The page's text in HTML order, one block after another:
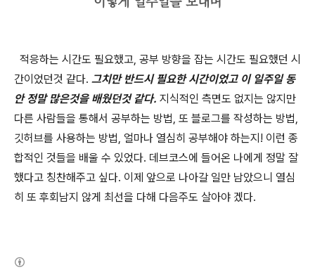
적응하는 시간도 필요했고, 공부 방향을 잡는 시간도 필요했던 시
간이었던것 같다. 그치만 반드시 필요한 시간이었고 이 일주일 동
안 정말 많은것을 배웠던것 같다. 지식적인 측면도 없지는 않지만
다른 사람들을 통해서 공부하는 방법, 또 블로그를 작성하는 방법,
깃허브를 사용하는 방법, 얼마나 열심히 공부해야 하는지! 이런 종
합적인 것들을 배울 수 있었다. 데브코스에 들어온 나에게 정말 잘
했다고 칭찬해주고 싶다. 이제 앞으로 나아갈 일만 남았으니 열심
히 또 후회남지 않게 최선을 다해 다음주도 살아야 겠다.